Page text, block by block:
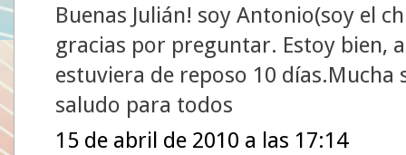
Buenas Julián! soy Antonio(soy el
gracias por preguntar. Estoy bien,
estuviera de reposo 10 días.Mucha
saludo para todos
15 de abril de 2010 a las 17:14